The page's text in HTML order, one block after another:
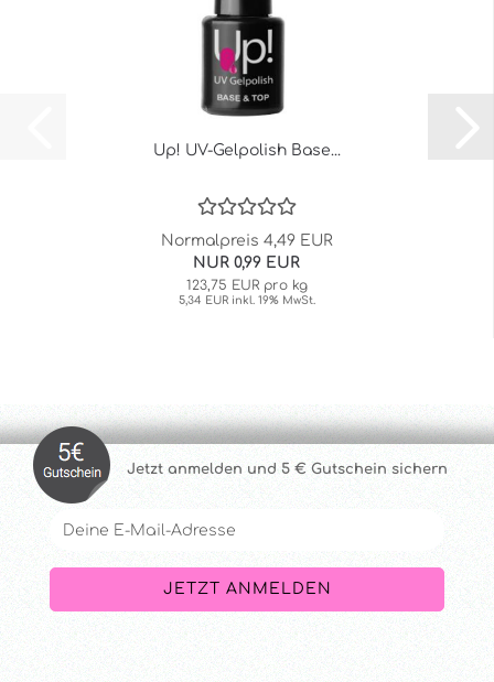
Up! UV-Gelpolish Base...
Normalpreis 4,49 EUR
NUR 0,99 EUR
123,75 EUR pro kg
5,34 EUR inkl. 19% MwSt.
Jetzt anmelden und 5 € Gutschein sichern